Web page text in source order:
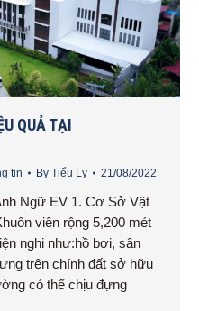
QUẢ TẠI
tin By Tiểu Ly 21/08/2022
Ngữ EV 1. Cơ Sở Vật
viên rộng 5,200 mét
nghi như:hồ bơi, sân
trên chính đất sở hữu
có thể chịu đựng